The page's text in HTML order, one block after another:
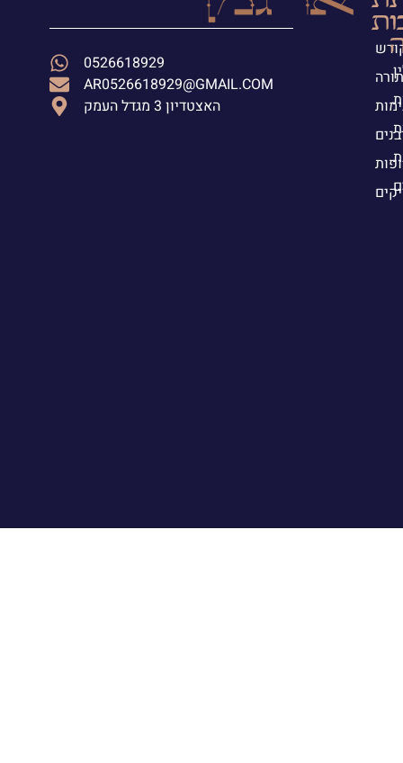
0526618929
AR0526618929@GMAIL.COM
האצטדיון 3 מגדל העמק